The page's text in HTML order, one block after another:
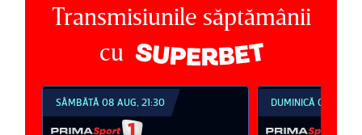
Transmisiunile săptămânii
cu
SÂMBĂTĂ 08 AUG, 21:30 DUMINICĂ 09 AUG,